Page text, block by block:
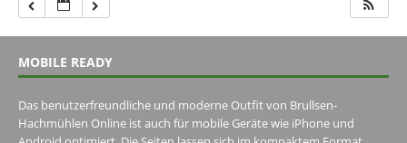
MOBILE READY
Das benutzerfreundliche und moderne Outfit von Brullsen-
Hachmühlen Online ist auch für mobile Geräte wie iPhone und